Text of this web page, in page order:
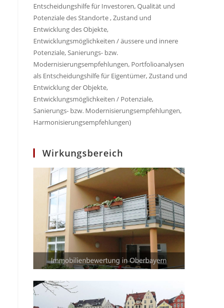
Entscheidungshilfe für Investoren, Qualität und
Potenziale des Standorte , Zustand und
Entwicklung des Objekte,
Entwicklungsmöglichkeiten / äussere und innere
Potenziale, Sanierungs- bzw.
Modernisierungsempfehlungen, Portfolioanalysen
als Entscheidungshilfe für Eigentümer, Zustand und
Entwicklung der Objekte,
Entwicklungsmöglichkeiten / Potenziale,
Sanierungs- bzw. Modernisierungsempfehlungen,
Harmonisierungsempfehlungen)
Wirkungsbereich